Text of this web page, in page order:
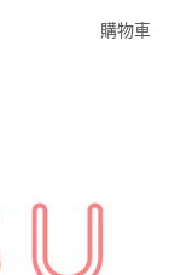
購物車